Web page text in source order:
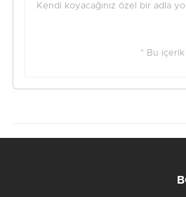
Kendi koyacağınız özel bir adla
* Bu